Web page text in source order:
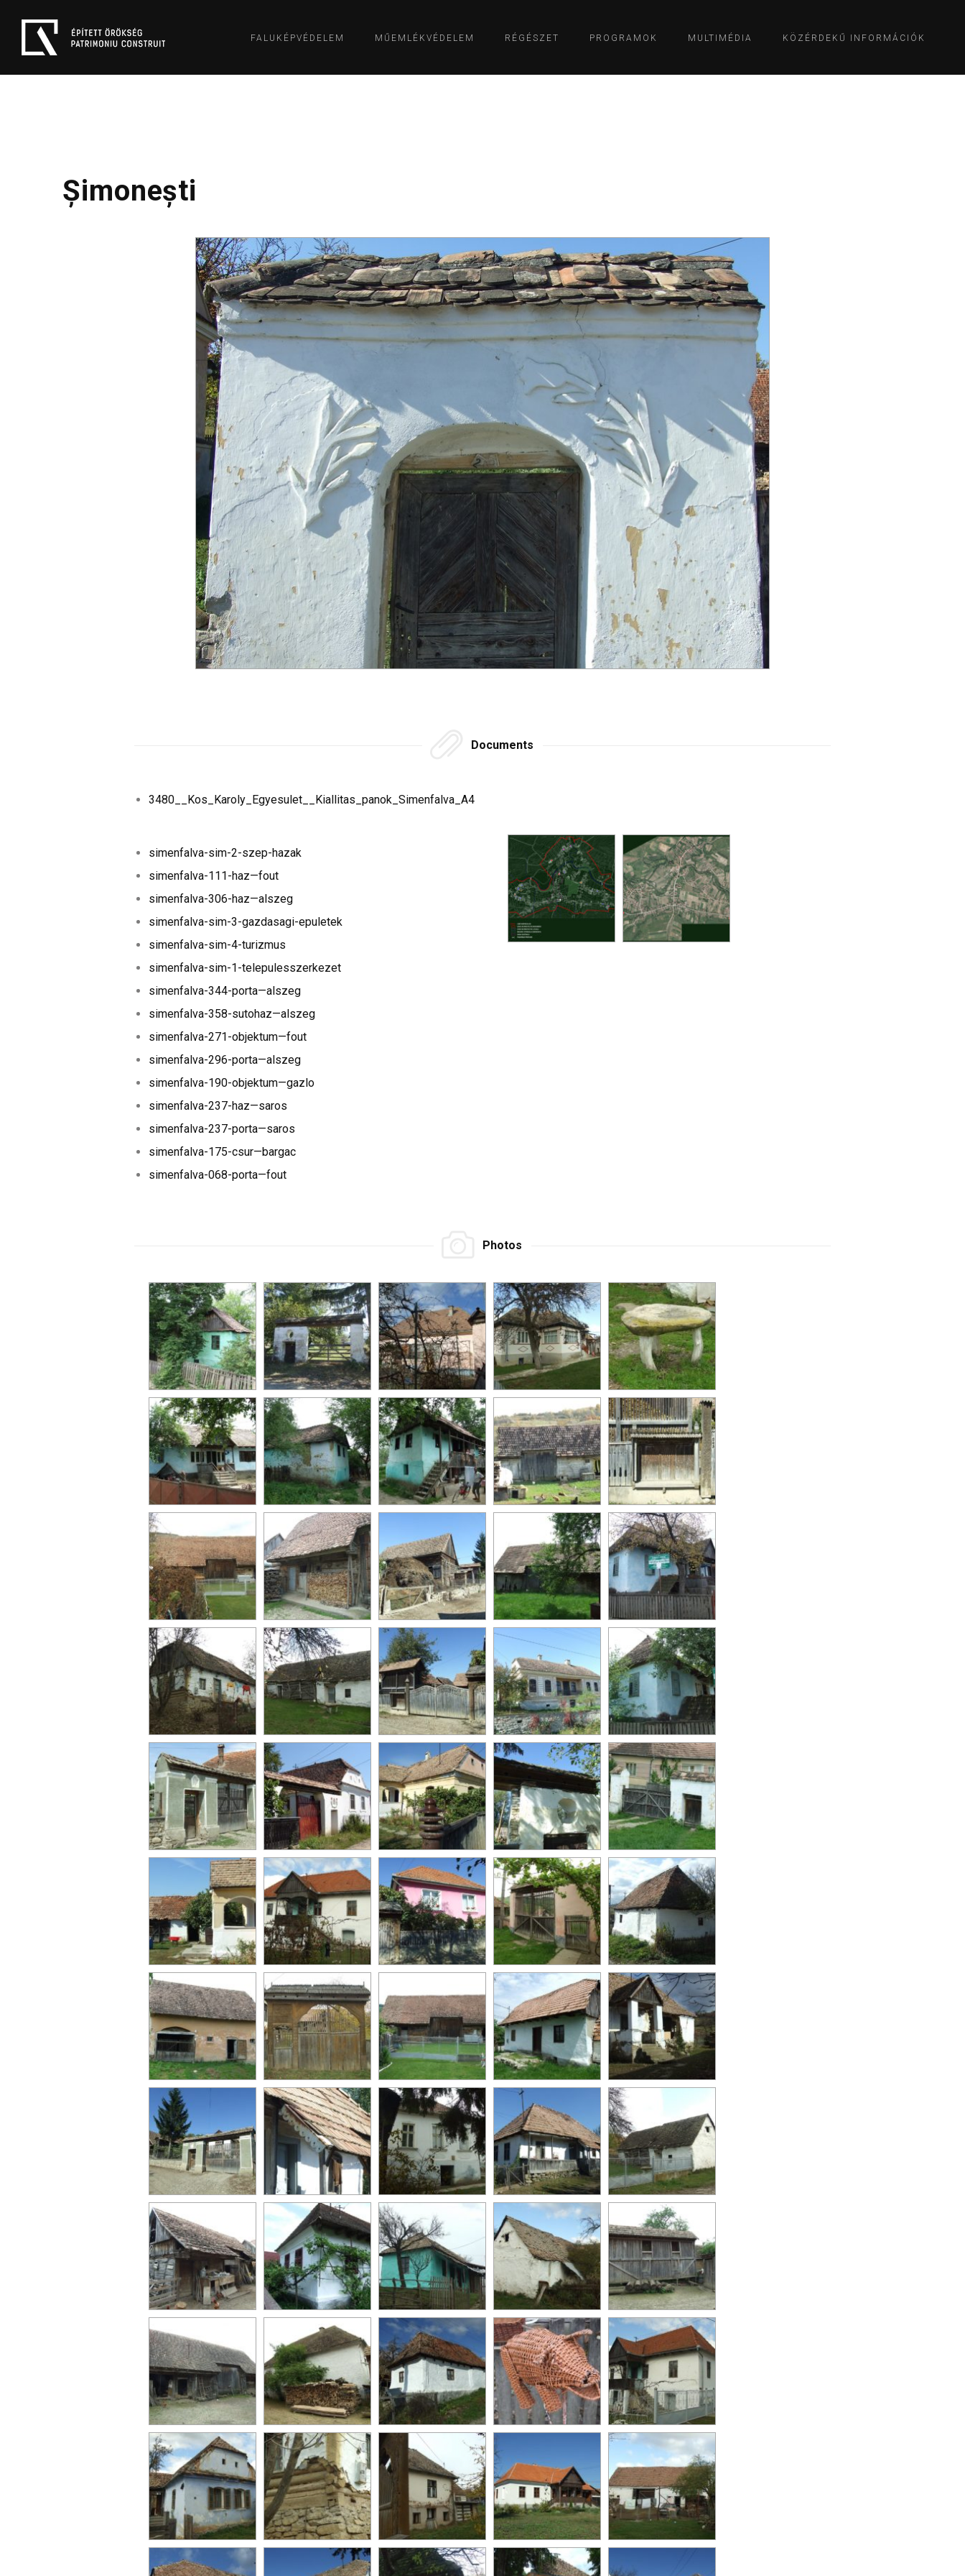
FALUKÉPVÉDELEM MŰEMLÉKVÉDELEM RÉGÉSZET PROGRAMOK MULTIMÉDIA KÖZÉRDEKŰ INFORMÁCIÓK
Șimonești
Documents
3480__Kos_Karoly_Egyesulet__Kiallitas_panok_Simenfalva_A4
simenfalva-sim-2-szep-hazak
simenfalva-111-haz—fout
simenfalva-306-haz—alszeg
simenfalva-sim-3-gazdasagi-epuletek
simenfalva-sim-4-turizmus
simenfalva-sim-1-telepulesszerkezet
simenfalva-344-porta—alszeg
simenfalva-358-sutohaz—alszeg
simenfalva-271-objektum—fout
simenfalva-296-porta—alszeg
simenfalva-190-objektum—gazlo
simenfalva-237-haz—saros
simenfalva-237-porta—saros
simenfalva-175-csur—bargac
simenfalva-068-porta—fout
Photos